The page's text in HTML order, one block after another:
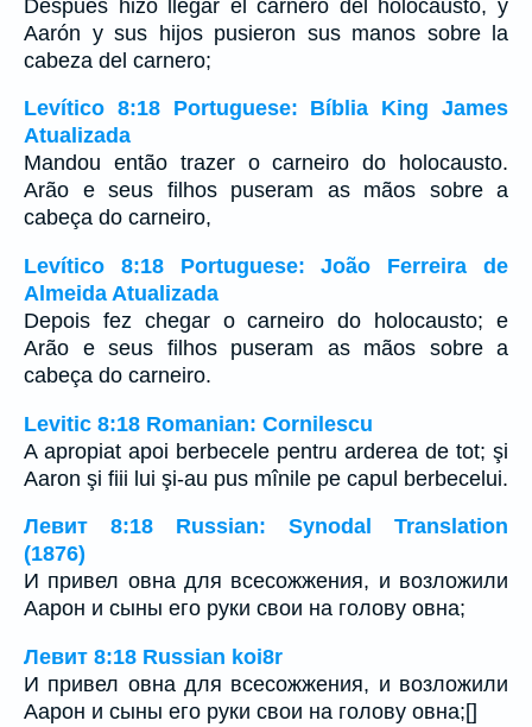
Después hizo llegar el carnero del holocausto, y
Aarón y sus hijos pusieron sus manos sobre la
cabeza del carnero;
Levítico 8:18 Portuguese: Bíblia King James
Atualizada
Mandou então trazer o carneiro do holocausto.
Arão e seus filhos puseram as mãos sobre a
cabeça do carneiro,
Levítico 8:18 Portuguese: João Ferreira de
Almeida Atualizada
Depois fez chegar o carneiro do holocausto; e
Arão e seus filhos puseram as mãos sobre a
cabeça do carneiro.
Levitic 8:18 Romanian: Cornilescu
A apropiat apoi berbecele pentru arderea de tot; şi
Aaron şi fiii lui şi-au pus mînile pe capul berbecelui.
Левит 8:18 Russian: Synodal Translation
(1876)
И привел овна для всесожжения, и возложили
Аарон и сыны его руки свои на голову овна;
Левит 8:18 Russian koi8r
И привел овна для всесожжения, и возложили
Аарон и сыны его руки свои на голову овна;[]